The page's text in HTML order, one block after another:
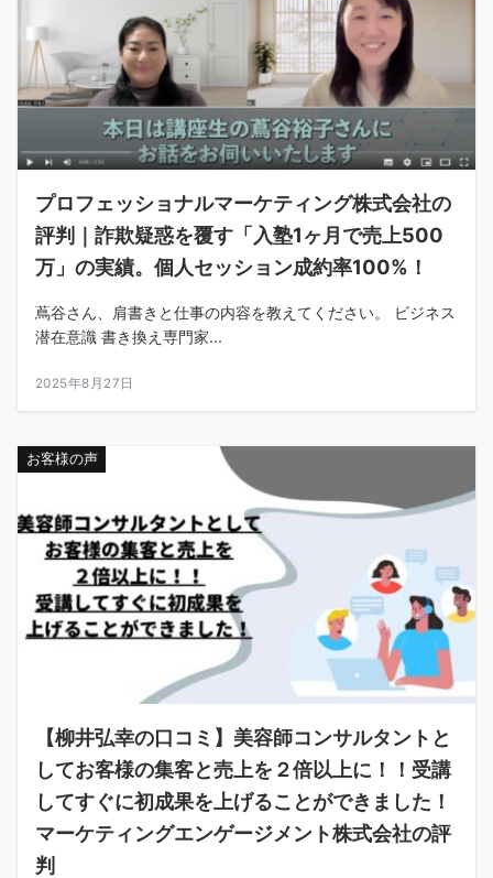
プロフェッショナルマーケティング株式会社の
評判｜詐欺疑惑を覆す「入塾1ヶ月で売上500
万」の実績。個人セッション成約率100%！
蔦谷さん、肩書きと仕事の内容を教えてください。 ビジネス
潜在意識 書き換え専門家...
2025年8月27日
お客様の声
【柳井弘幸の口コミ】美容師コンサルタントと
してお客様の集客と売上を２倍以上に！！受講
してすぐに初成果を上げることができました！
マーケティングエンゲージメント株式会社の評
判